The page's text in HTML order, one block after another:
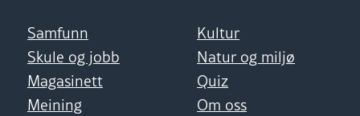
Samfunn
Kultur
Skule og jobb
Natur og miljø
Magasinett
Quiz
Meining
Om oss